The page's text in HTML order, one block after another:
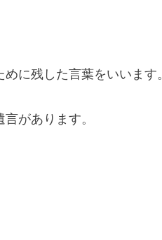
に残した言葉をいいます。
があります。